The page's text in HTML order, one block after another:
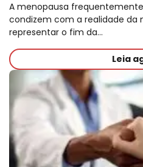
A menopausa
condizem com a realidade da
representar o fim da…
Leia